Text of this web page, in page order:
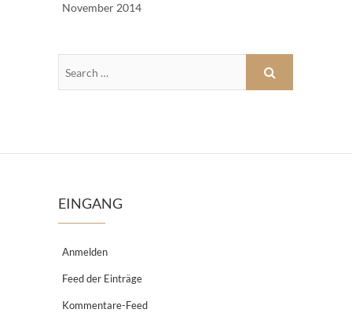
November 2014
EINGANG
Anmelden
Feed der Einträge
Kommentare-Feed